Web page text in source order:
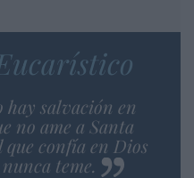
salvación en
no ame a Santa
confía en Dios
teme.